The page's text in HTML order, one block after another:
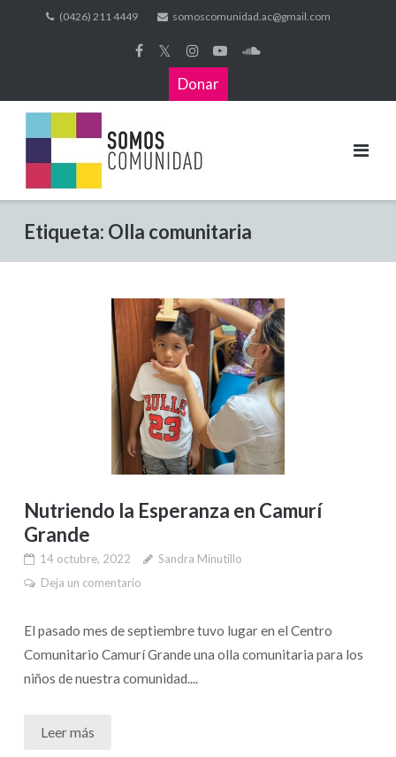
(0426) 211 4449 somoscomunidad.ac@gmail.com
𝕏
Donar
Etiqueta: Olla comunitaria
Nutriendo la Esperanza en Camurí
Grande
14 octubre, 2022
Sandra Minutillo
Deja un comentario
El pasado mes de septiembre tuvo lugar en el Centro
Comunitario Camurí Grande una olla comunitaria para los
niños de nuestra comunidad....
Leer más